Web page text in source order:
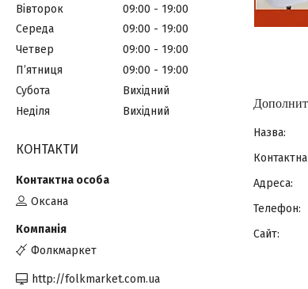
Вівторок
09:00
19:00
Середа
09:00
19:00
Четвер
09:00
19:00
Пʼятниця
09:00
19:00
Субота
Вихідний
Неділя
Вихідний
КОНТАКТИ
Оксана
Фолкмаркет
http://folkmarket.com.ua